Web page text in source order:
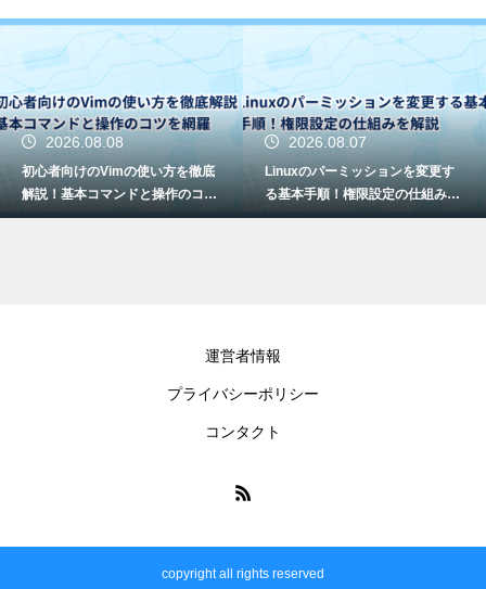
2026.08.08
初心者向けのVimの使い方を徹底
解説！基本コマンドと操作のコツ
を網羅
2026.08.07
Linuxのパーミッションを変更す
る基本手順！権限設定の仕組みを
解説
運営者情報
プライバシーポリシー
コンタクト
copyright all rights reserved